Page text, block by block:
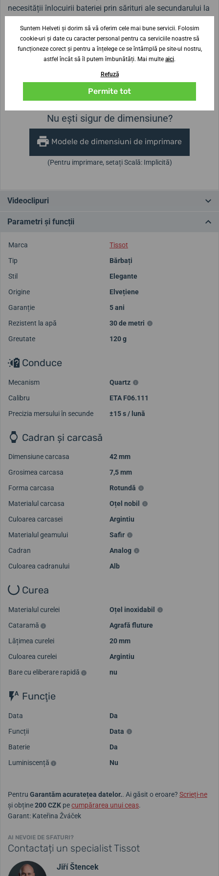
necesității înlocuirii bateriei prin sărituri ale secundarului la
Lățimea curelei
20 mm
Înălțimea carcasei Diametrul carcasei
42 mm
Nu ești sigur de dimensiune?
Modele de dimensiuni de imprimare
(Pentru imprimare, setați Scală: Implicită)
Videoclipuri
Parametri și funcții
Marca
Tissot
Tip
Bărbați
Stil
Elegante
Origine
Elvețiene
Garanție
5 ani
Rezistent la apă
30 de metri
Greutate
120 g
Conduce
Mecanism
Quartz
Calibru
ETA F06.111
Precizia mersului în secunde
±15 s / lună
Cadran și carcasă
Dimensiune carcasa
42 mm
Grosimea carcasa
7,5 mm
Forma carcasa
Rotundă
Materialul carcasa
Oțel nobil
Culoarea carcasei
Argintiu
Materialul geamului
Safir
Cadran
Analog
Culoarea cadranului
Alb
Curea
Materialul curelei
Oțel inoxidabil
Cataramă
Agrafă fluture
Lățimea curelei
20 mm
Culoarea curelei
Argintiu
Bare cu eliberare rapidă
nu
Funcţie
Data
Da
Funcții
Data
Baterie
Da
Luminiscență
Nu
Pentru Garantăm acuratețea datelor.. Ai găsit o eroare? Scrieți-ne
și obține200 CZK pecumpărarea unui ceas.
Garant: Kateřina Žváček
AI NEVOIE DE SFATURI?
Contactați un specialist Tissot
Jiří Štencek
Suntem Helveti și dorim să vă oferim cele mai bune servicii. Folosim
cookie-uri și date cu caracter personal pentru ca serviciile noastre să
funcționeze corect și pentru a înțelege ce se întâmplă pe site-ul nostru,
astfel încât să îl putem îmbunătăți. Mai multe aici.
Refuză
Permite tot